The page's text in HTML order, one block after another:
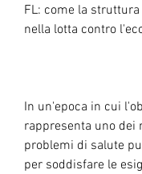
FL: come la
nella lotta contro
In un'epoca in cui
rappresenta uno dei
problemi di salute
per soddisfare le